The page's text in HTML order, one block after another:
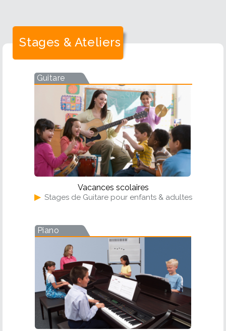
Stages & Ateliers
Guitare
Vacances scolaires
▶ Stages de Guitare pour enfants & adultes
Piano